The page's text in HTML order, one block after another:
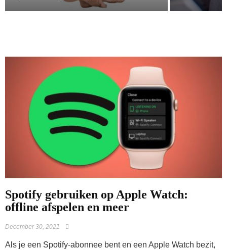
Spotify gebruiken op Apple Watch:
offline afspelen en meer
December 30, 2021
Als je een Spotify-abonnee bent en een Apple Watch bezit,